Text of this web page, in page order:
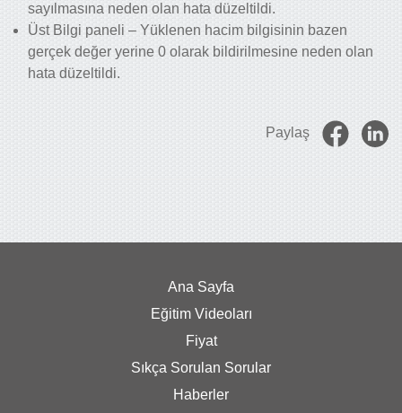
sayılmasına neden olan hata düzeltildi.
Üst Bilgi paneli – Yüklenen hacim bilgisinin bazen
gerçek değer yerine 0 olarak bildirilmesine neden olan
hata düzeltildi.
Paylaş
Ana Sayfa
Eğitim Videoları
Fiyat
Sıkça Sorulan Sorular
Haberler